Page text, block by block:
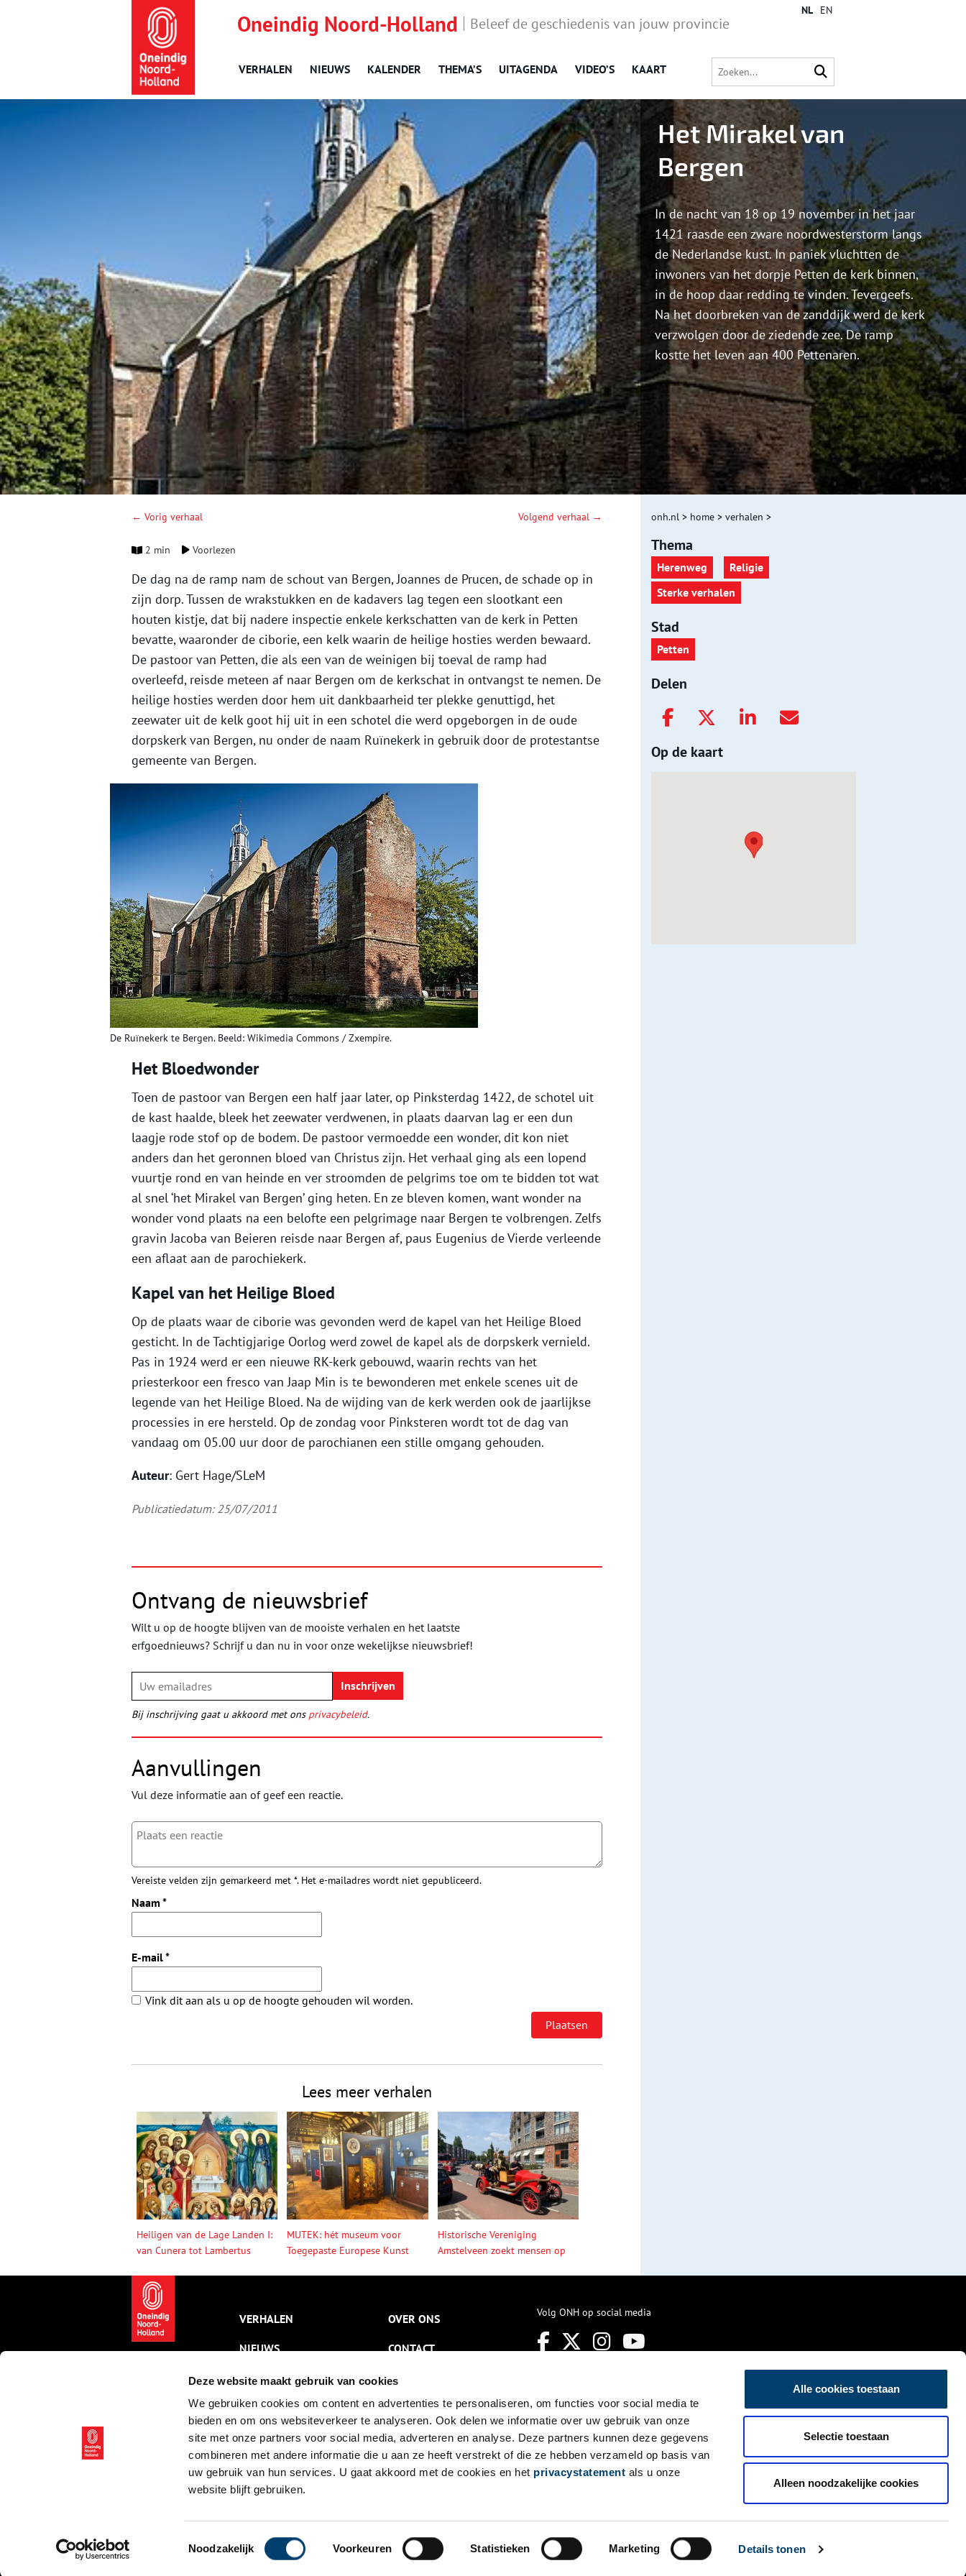
Deze website maakt gebruik van cookies
We gebruiken cookies om content en advertenties te personaliseren, om functies voor social media te
bieden en om ons websiteverkeer te analyseren. Ook delen we informatie over uw gebruik van onze
site met onze partners voor social media, adverteren en analyse. Deze partners kunnen deze gegevens
combineren met andere informatie die u aan ze heeft verstrekt of die ze hebben verzameld op basis van
uw gebruik van hun services. U gaat akkoord met de cookies en het privacystatement als u onze
website blijft gebruiken.
Toestemmingsselectie
Noodzakelijk Voorkeuren Statistieken Marketing Details tonen
Alle cookies toestaan
Selectie toestaan
Alleen noodzakelijke cookies
Oneindig Noord-Holland Beleef de geschiedenis van jouw provincie
VERHALEN NIEUWS KALENDER THEMA’S UITAGENDA VIDEO’S KAART
NL EN
Het Mirakel van
Bergen
In de nacht van 18 op 19 november in het jaar
1421 raasde een zware noordwesterstorm langs
de Nederlandse kust. In paniek vluchtten de
inwoners van het dorpje Petten de kerk binnen,
in de hoop daar redding te vinden. Tevergeefs.
Na het doorbreken van de zanddijk werd de kerk
verzwolgen door de ziedende zee. De ramp
kostte het leven aan 400 Pettenaren.
← Vorig verhaal Volgend verhaal →
2 min Voorlezen
De dag na de ramp nam de schout van Bergen, Joannes de Prucen, de schade op in
zijn dorp. Tussen de wrakstukken en de kadavers lag tegen een slootkant een
houten kistje, dat bij nadere inspectie enkele kerkschatten van de kerk in Petten
bevatte, waaronder de ciborie, een kelk waarin de heilige hosties werden bewaard.
De pastoor van Petten, die als een van de weinigen bij toeval de ramp had
overleefd, reisde meteen af naar Bergen om de kerkschat in ontvangst te nemen. De
heilige hosties werden door hem uit dankbaarheid ter plekke genuttigd, het
zeewater uit de kelk goot hij uit in een schotel die werd opgeborgen in de oude
dorpskerk van Bergen, nu onder de naam Ruïnekerk in gebruik door de protestantse
gemeente van Bergen.
De Ruïnekerk te Bergen. Beeld: Wikimedia Commons / Zxempire.
Het Bloedwonder
Toen de pastoor van Bergen een half jaar later, op Pinksterdag 1422, de schotel uit
de kast haalde, bleek het zeewater verdwenen, in plaats daarvan lag er een dun
laagje rode stof op de bodem. De pastoor vermoedde een wonder, dit kon niet
anders dan het geronnen bloed van Christus zijn. Het verhaal ging als een lopend
vuurtje rond en van heinde en ver stroomden de pelgrims toe om te bidden tot wat
al snel ‘het Mirakel van Bergen’ ging heten. En ze bleven komen, want wonder na
wonder vond plaats na een belofte een pelgrimage naar Bergen te volbrengen. Zelfs
gravin Jacoba van Beieren reisde naar Bergen af, paus Eugenius de Vierde verleende
een aflaat aan de parochiekerk.
Kapel van het Heilige Bloed
Op de plaats waar de ciborie was gevonden werd de kapel van het Heilige Bloed
gesticht. In de Tachtigjarige Oorlog werd zowel de kapel als de dorpskerk vernield.
Pas in 1924 werd er een nieuwe RK-kerk gebouwd, waarin rechts van het
priesterkoor een fresco van Jaap Min is te bewonderen met enkele scenes uit de
legende van het Heilige Bloed. Na de wijding van de kerk werden ook de jaarlijkse
processies in ere hersteld. Op de zondag voor Pinksteren wordt tot de dag van
vandaag om 05.00 uur door de parochianen een stille omgang gehouden.
Auteur: Gert Hage/SLeM
Publicatiedatum: 25/07/2011
Ontvang de nieuwsbrief
Wilt u op de hoogte blijven van de mooiste verhalen en het laatste
erfgoednieuws? Schrijf u dan nu in voor onze wekelijkse nieuwsbrief!
Bij inschrijving gaat u akkoord met ons privacybeleid.
Aanvullingen
Vul deze informatie aan of geef een reactie.
Vereiste velden zijn gemarkeerd met *. Het e-mailadres wordt niet gepubliceerd.
Naam *
E-mail*
Vink dit aan als u op de hoogte gehouden wil worden.
Lees meer verhalen
Heiligen van de Lage Landen I:
van Cunera tot Lambertus
MUTEK: hét museum voor
Toegepaste Europese Kunst
Historische Vereniging
Amstelveen zoekt mensen op
onh.nl > home > verhalen >
Thema
Herenweg
Religie
Sterke verhalen
Stad
Petten
Delen
Op de kaart
VERHALEN
NIEUWS
KALENDER
THEMA’S
ACTIVITEITEN
VIDEO’S
OVER ONS
CONTACT
NIEUWSBRIEF
DISCLAIMER
PRIVACY
TOEGANKELIJKHEID
Volg ONH op social media